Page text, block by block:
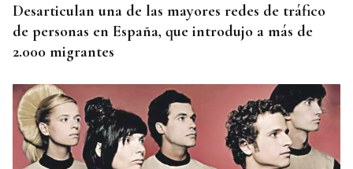
Desarticulan una de las mayores redes de tráfico
de personas en España, que introdujo a más de
2.000 migrantes